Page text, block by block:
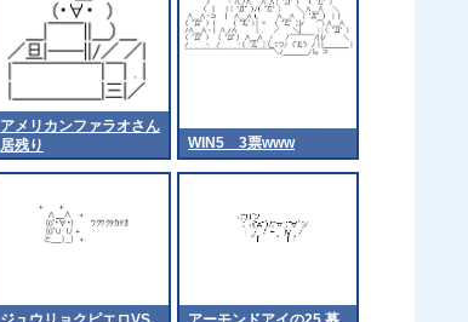
アメリカンファラオさん
居残り
WIN5 3票www